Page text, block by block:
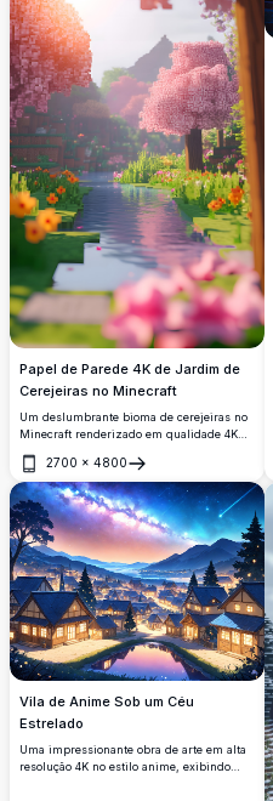
Papel de Parede 4K de Jardim de
Cerejeiras no Minecraft
Um deslumbrante bioma de cerejeiras no
Minecraft renderizado em qualidade 4K
impressionante. Árvores rosa suaves
margeiam um caminho de rio tranquilo,
cercadas por flores coloridas e luz solar
quente, criando uma mágica paisagem em
pixel art.
2700 × 4800
Abrir
Vila de Anime Sob um Céu
Estrelado
Uma impressionante obra de arte em alta
resolução 4K no estilo anime, exibindo